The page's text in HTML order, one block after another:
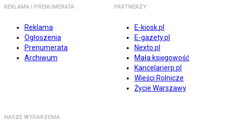
REKLAMA I PRENUMERATA
Reklama
Ogłoszenia
Prenumerata
Archiwum
PARTNERZY
E-kiosk.pl
E-gazety.pl
Nexto.pl
Mała księgowość
Kancelarierp.pl
Wieści Rolnicze
Życie Warszawy
NASZE WYDARZENIA